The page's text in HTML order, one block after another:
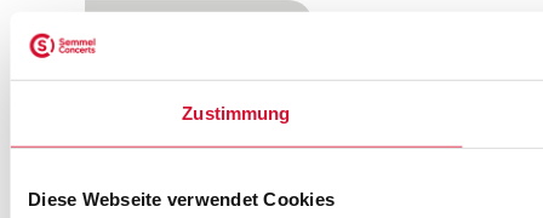
Zustimmung
Diese Webseite verwendet Cookies